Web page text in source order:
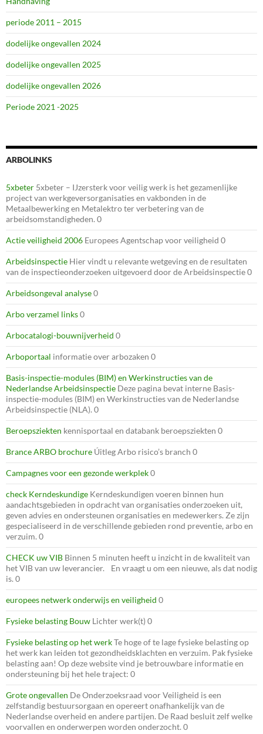
periode 2011 – 2015
dodelijke ongevallen 2024
dodelijke ongevallen 2025
dodelijke ongevallen 2026
Periode 2021 -2025
ARBOLINKS
5xbeter 5xbeter – IJzersterk voor veilig werk is het gezamenlijke
project van werkgeversorganisaties en vakbonden in de
Metaalbewerking en Metalektro ter verbetering van de
arbeidsomstandigheden. 0
Actie veiligheid 2006 Europees Agentschap voor veiligheid 0
Arbeidsinspectie Hier vindt u relevante wetgeving en de resultaten
van de inspectieonderzoeken uitgevoerd door de Arbeidsinspectie 0
Arbeidsongeval analyse0
Arbo verzamel links0
Arbocatalogi-bouwnijverheid 0
Arboportaal informatie over arbozaken 0
Basis-inspectie-modules (BIM) en Werkinstructies van de
Nederlandse Arbeidsinspectie Deze pagina bevat interne Basis-
inspectie-modules (BIM) en Werkinstructies van de Nederlandse
Arbeidsinspectie (NLA). 0
Beroepsziekten kennisportaal en databank beroepsziekten 0
Brance ARBO brochure Úitleg Arbo risico’s branch 0
Campagnes voor een gezonde werkplek0
check Kerndeskundige Kerndeskundigen voeren binnen hun
aandachtsgebieden in opdracht van organisaties onderzoeken uit,
geven advies en ondersteunen organisaties en medewerkers. Ze zijn
gespecialiseerd in de verschillende gebieden rond preventie, arbo en
verzuim. 0
CHECK uw VIB Binnen 5 minuten heeft u inzicht in de kwaliteit van
het VIB van uw leverancier. En vraagt u om een nieuwe, als dat nodig
is. 0
europees netwerk onderwijs en veiligheid 0
Fysieke belasting Bouw Lichter werk(t) 0
Fysieke belasting op het werkTe hoge of te lage fysieke belasting op
het werk kan leiden tot gezondheidsklachten en verzuim. Pak fysieke
belasting aan! Op deze website vind je betrouwbare informatie en
ondersteuning bij het hele traject: 0
Grote ongevallen De Onderzoeksraad voor Veiligheid is een
zelfstandig bestuursorgaan en opereert onafhankelijk van de
Nederlandse overheid en andere partijen. De Raad besluit zelf welke
voorvallen en onderwerpen worden onderzocht. 0